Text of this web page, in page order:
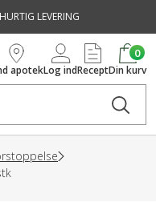
HURTIG LEVERING
apotekLog indRecept
0
Din kurv